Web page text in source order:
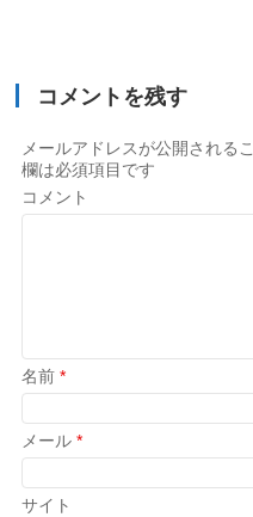
コメントを残す
メールアドレスが公開される
欄は必須項目です
コメント
名前*
メール*
サイト